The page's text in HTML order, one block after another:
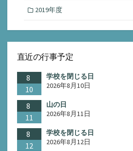
2019年度
直近の行事予定
8
10
学校を閉じる日
2026年8月10日
8
11
山の日
2026年8月11日
8
12
学校を閉じる日
2026年8月12日